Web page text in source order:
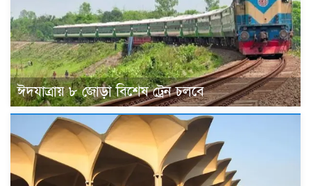
ঈদযাত্রায় ৮ জোড়া বিশেষ ট্রেন চলবে